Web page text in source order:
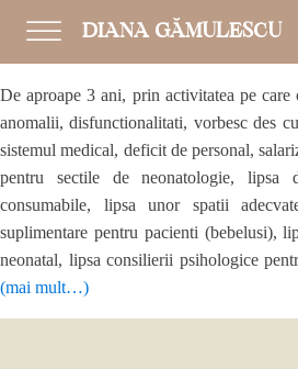
DIANA GĂMULESCU
De aproape 3 ani, prin activitatea pe
anomalii, disfunctionalitati, vorbesc des
sistemul medical, deficit de personal,
pentru sectile de neonatologie, lipsa
consumabile, lipsa unor spatii
suplimentare pentru pacienti (bebelusi),
neonatal, lipsa consilierii psihologice
(mai mult…)